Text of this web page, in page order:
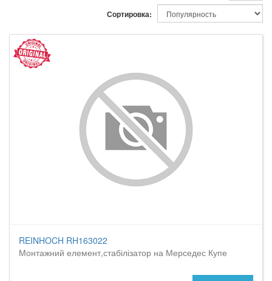
Сортировка:
REINHOCH RH163022
Монтажний елемент,стабілізатор на Мерседес Купе